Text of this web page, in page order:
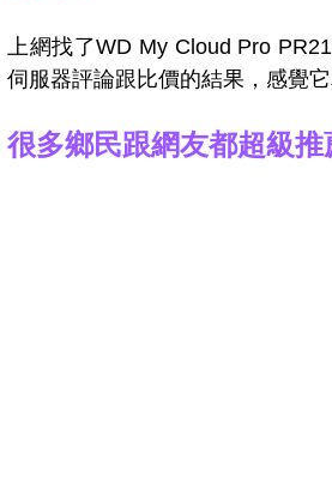
上網找了WD My Cloud Pro
伺服器評論跟比價的結果，感覺
很多鄉民跟網友都超級推